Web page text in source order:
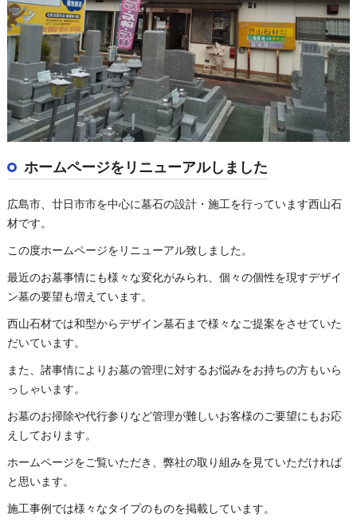
ホームページをリニューアルしました
広島市、廿日市市を中心に墓石の設計・施工を行っています西山石
材です。
この度ホームページをリニューアル致しました。
最近のお墓事情にも様々な変化がみられ、個々の個性を現すデザイ
ン墓の要望も増えています。
西山石材では和型からデザイン墓石まで様々なご提案をさせていた
だいています。
また、諸事情によりお墓の管理に対するお悩みをお持ちの方もいら
っしゃいます。
お墓のお掃除や代行参りなど管理が難しいお客様のご要望にもお応
えしております。
ホームページをご覧いただき、弊社の取り組みを見ていただければ
と思います。
施工事例では様々なタイプのものを掲載しています。